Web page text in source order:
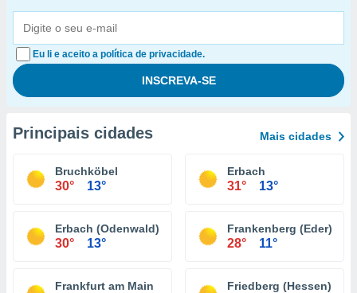
Eu li e aceito a política de privacidade.
Principais cidades Mais cidades
Bruchköbel
30° 13°
Erbach
31° 13°
Erbach (Odenwald)
30° 13°
Frankenberg (Eder)
28° 11°
Frankfurt am Main Friedberg (Hessen)